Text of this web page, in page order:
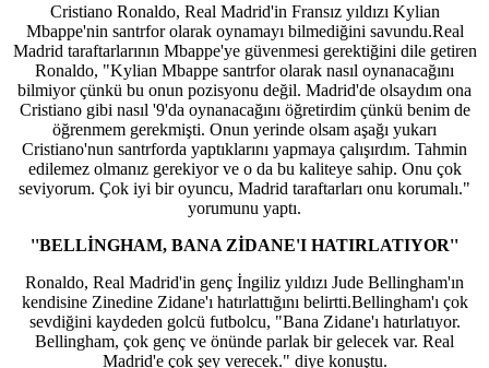
Cristiano Ronaldo, Real Madrid'in Fransız yıldızı Kylian
Mbappe'nin santrfor olarak oynamayı bilmediğini savundu.Real
Madrid taraftarlarının Mbappe'ye güvenmesi gerektiğini dile getiren
Ronaldo, "Kylian Mbappe santrfor olarak nasıl oynanacağını
bilmiyor çünkü bu onun pozisyonu değil. Madrid'de olsaydım ona
Cristiano gibi nasıl '9'da oynanacağını öğretirdim çünkü benim de
öğrenmem gerekmişti. Onun yerinde olsam aşağı yukarı
Cristiano'nun santrforda yaptıklarını yapmaya çalışırdım. Tahmin
edilemez olmanız gerekiyor ve o da bu kaliteye sahip. Onu çok
seviyorum. Çok iyi bir oyuncu, Madrid taraftarları onu korumalı."
yorumunu yaptı.
''BELLİNGHAM, BANA ZİDANE'I HATIRLATIYOR''
Ronaldo, Real Madrid'in genç İngiliz yıldızı Jude Bellingham'ın
kendisine Zinedine Zidane'ı hatırlattığını belirtti.Bellingham'ı çok
sevdiğini kaydeden golcü futbolcu, "Bana Zidane'ı hatırlatıyor.
Bellingham, çok genç ve önünde parlak bir gelecek var. Real
Madrid'e çok şey verecek." diye konuştu.